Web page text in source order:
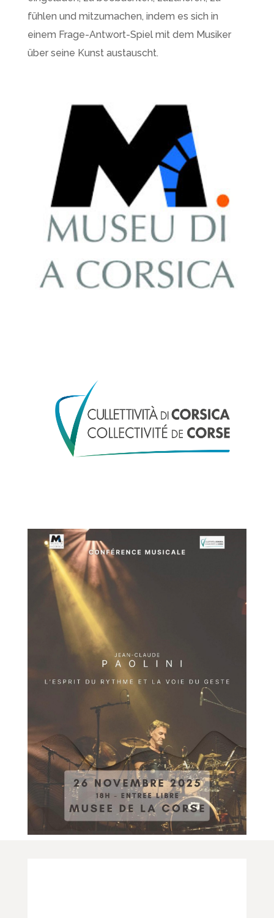
fühlen und mitzumachen, indem es sich in
einem Frage-Antwort-Spiel mit dem Musiker
über seine Kunst austauscht.